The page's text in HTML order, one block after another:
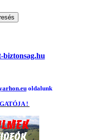
oldalunk
!